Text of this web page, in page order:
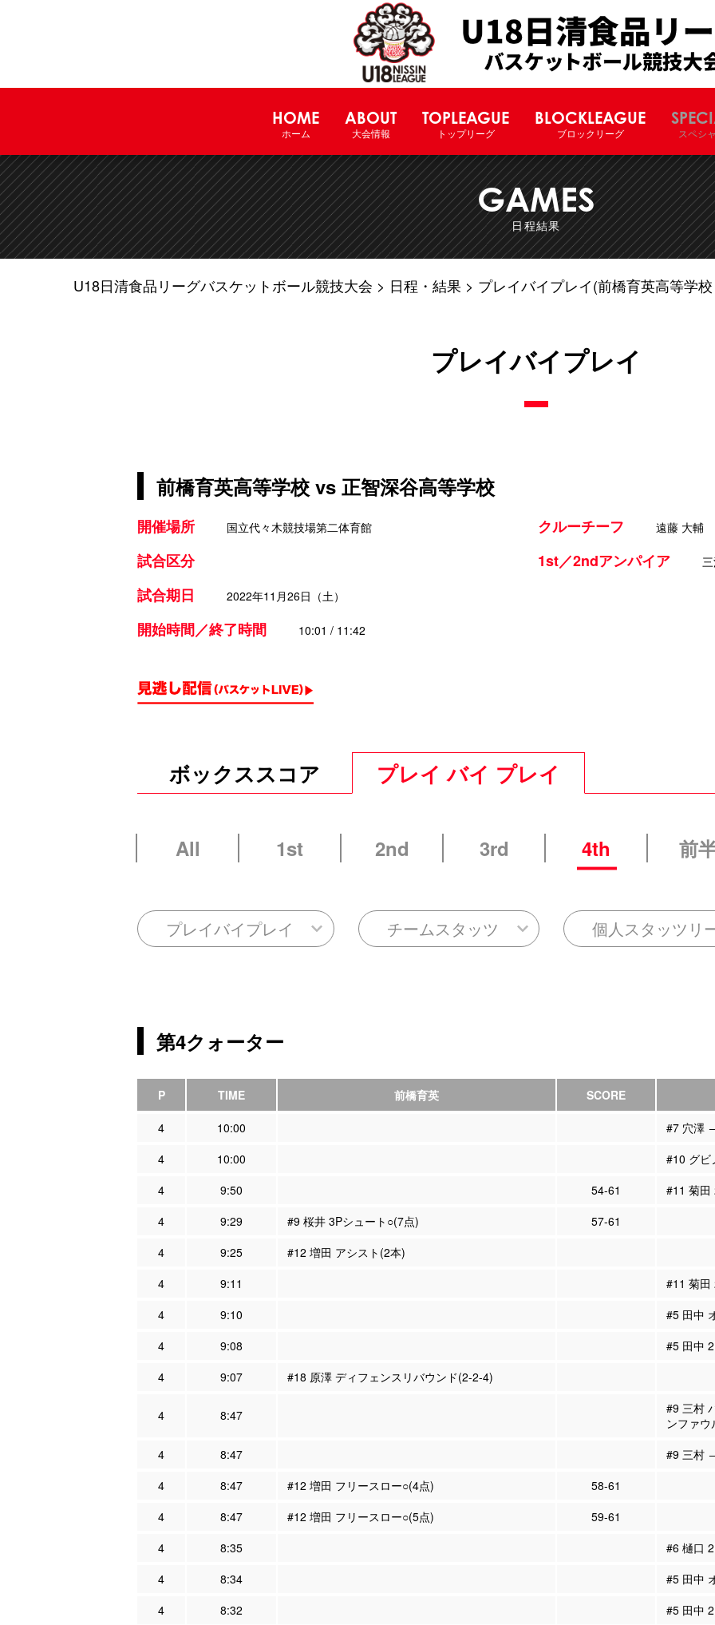
HOME
ホーム
ABOUT
大会情報
TOPLEAGUE
トップリーグ
BLOCKLEAGUE
ブロックリーグ スペシ
GAMES
日程結果
U18日清食品リーグバスケットボール競技大会 日程・結果 プレイバイプレイ(前橋育英高等学
プレイバイプレイ
前橋育英高等学校 vs 正智深谷高等学校
開催場所 国立代々木競技場第二体育館
試合区分
試合期日
2022年11月26日（土）
開始時間／終了時間 10:01 / 11:42
クルーチーフ 遠藤 大輔
1st／2ndアンパイア
ボックススコア プレイ バイ プレイ
All 1st 2nd 3rd 4th 前
プレイバイプレイ チームスタッツ 個人スタッツリ
第4クォーター
P TIME 前橋育英 SCORE
4 10:00
#7 穴澤
4
10:00
#10 グ
4
9:50 54-61
#11 菊田
4
9:29 #9 桜井 3Pシュート○(7点)
57-61
4
9:25
#12 増田 アシスト(2本)
4
9:11
#11 菊田
4
9:10
#5 田中
4
9:08
#5 田中
4
9:07 #18 原澤 ディフェンスリバウンド(2-2-4)
4 8:47
#9 三村
ンファウ
4
8:47
#9 三村
4
8:47 #12 増田 フリースロー○(4点)
58-61
4
8:47 #12 増田 フリースロー○(5点)
59-61
4
8:35
#6 樋口
4
8:34
#5 田中
4
8:32
#5 田中